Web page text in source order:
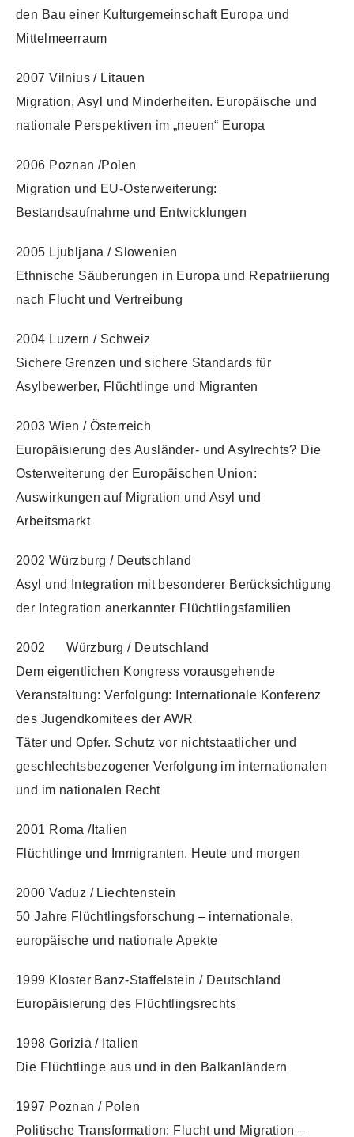
den Bau einer Kulturgemeinschaft Europa und
Mittelmeerraum
2007 Vilnius / Litauen
Migration, Asyl und Minderheiten. Europäische und
nationale Perspektiven im „neuen“ Europa
2006 Poznan /Polen
Migration und EU-Osterweiterung:
Bestandsaufnahme und Entwicklungen
2005 Ljubljana / Slowenien
Ethnische Säuberungen in Europa und Repatriierung
nach Flucht und Vertreibung
2004 Luzern / Schweiz
Sichere Grenzen und sichere Standards für
Asylbewerber, Flüchtlinge und Migranten
2003 Wien / Österreich
Europäisierung des Ausländer- und Asylrechts? Die
Osterweiterung der Europäischen Union:
Auswirkungen auf Migration und Asyl und
Arbeitsmarkt
2002 Würzburg / Deutschland
Asyl und Integration mit besonderer Berücksichtigung
der Integration anerkannter Flüchtlingsfamilien
2002 Würzburg / Deutschland
Dem eigentlichen Kongress vorausgehende
Veranstaltung: Verfolgung: Internationale Konferenz
des Jugendkomitees der AWR
Täter und Opfer. Schutz vor nichtstaatlicher und
geschlechtsbezogener Verfolgung im internationalen
und im nationalen Recht
2001 Roma /Italien
Flüchtlinge und Immigranten. Heute und morgen
2000 Vaduz / Liechtenstein
50 Jahre Flüchtlingsforschung – internationale,
europäische und nationale Apekte
1999 Kloster Banz-Staffelstein / Deutschland
Europäisierung des Flüchtlingsrechts
1998 Gorizia / Italien
Die Flüchtlinge aus und in den Balkanländern
1997 Poznan / Polen
Politische Transformation: Flucht und Migration –